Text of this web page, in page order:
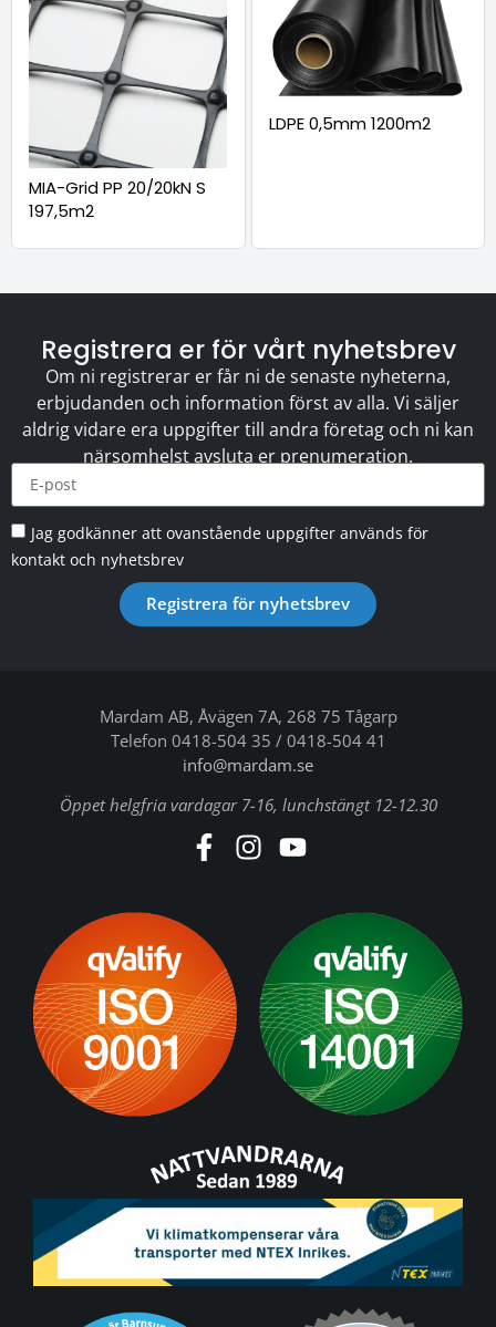
MIA-Grid PP 20/20kN S
197,5m2
LDPE 0,5mm 1200m2
Registrera er för vårt nyhetsbrev
Om ni registrerar er får ni de senaste nyheterna,
erbjudanden och information först av alla. Vi säljer
aldrig vidare era uppgifter till andra företag och ni kan
närsomhelst avsluta er prenumeration.
Jag godkänner att ovanstående uppgifter används för
kontakt och nyhetsbrev
Registrera för nyhetsbrev
Mardam AB, Åvägen 7A, 268 75 Tågarp
Telefon 0418-504 35 / 0418-504 41
info@mardam.se
Öppet helgfria vardagar 7-16, lunchstängt 12-12.30